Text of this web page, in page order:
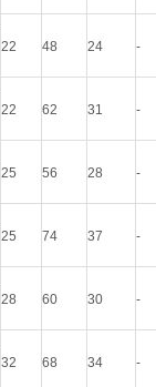
22 48 24 -
22 62 31 -
25 56 28 -
25 74 37 -
28 60 30 -
32 68 34 -